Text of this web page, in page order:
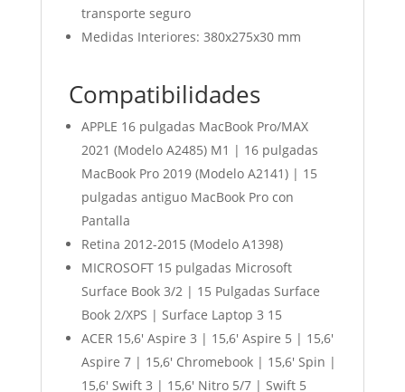
transporte seguro
Medidas Interiores: 380x275x30 mm
Compatibilidades
APPLE 16 pulgadas MacBook Pro/MAX
2021 (Modelo A2485) M1 | 16 pulgadas
MacBook Pro 2019 (Modelo A2141) | 15
pulgadas antiguo MacBook Pro con
Pantalla
Retina 2012-2015 (Modelo A1398)
MICROSOFT 15 pulgadas Microsoft
Surface Book 3/2 | 15 Pulgadas Surface
Book 2/XPS | Surface Laptop 3 15
ACER 15,6′ Aspire 3 | 15,6′ Aspire 5 | 15,6′
Aspire 7 | 15,6′ Chromebook | 15,6′ Spin |
15,6′ Swift 3 | 15,6′ Nitro 5/7 | Swift 5